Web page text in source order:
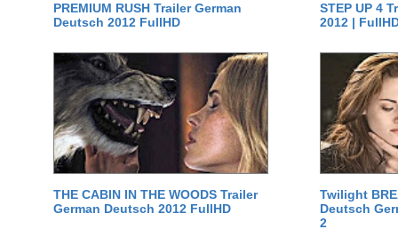
PREMIUM RUSH Trailer German
Deutsch 2012 FullHD
STEP UP 4
2012 |
THE CABIN IN THE WOODS Trailer
German Deutsch 2012 FullHD
Twilight
Deutsch
2